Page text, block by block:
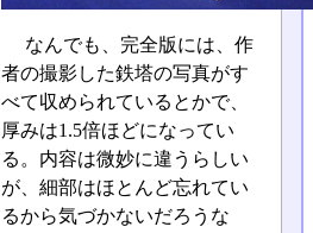
なんでも、完全版には、作
者の撮影した鉄塔の写真がす
べて収められているとかで、
厚みは1.5倍ほどになってい
る。内容は微妙に違うらしい
が、細部はほとんど忘れてい
るから気づかないだろうな